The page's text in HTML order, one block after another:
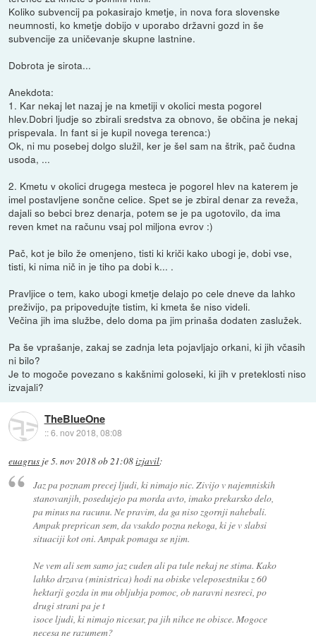
Koliko subvencij pa pokasirajo kmetje, in nova fora slovenske
neumnosti, ko kmetje dobijo v uporabo državni gozd in še
subvencije za uničevanje skupne lastnine.
Dobrota je sirota...
Anekdota:
1. Kar nekaj let nazaj je na kmetiji v okolici mesta pogorel
hlev.Dobri ljudje so zbirali sredstva za obnovo, še občina je nekaj
prispevala. In fant si je kupil novega terenca:)
Ok, ni mu posebej dolgo služil, ker je šel sam na štrik, pač čudna
usoda, ...
2. Kmetu v okolici drugega mesteca je pogorel hlev na katerem je
imel postavljene sončne celice. Spet se je zbiral denar za reveža,
dajali so bebci brez denarja, potem se je pa ugotovilo, da ima
reven kmet na računu vsaj pol miljona evrov :)
Pač, kot je bilo že omenjeno, tisti ki kriči kako ubogi je, dobi vse,
tisti, ki nima nič in je tiho pa dobi k... .
Pravljice o tem, kako ubogi kmetje delajo po cele dneve da lahko
preživijo, pa pripovedujte tistim, ki kmeta še niso videli.
Večina jih ima službe, delo doma pa jim prinaša dodaten zaslužek.
Pa še vprašanje, zakaj se zadnja leta pojavljajo orkani, ki jih včasih
ni bilo?
Je to mogoče povezano s kakšnimi goloseki, ki jih v preteklosti niso
izvajali?
TheBlueOne
::6. nov 2018, 08:08
euagrus je5. nov 2018 ob 21:08izjavil:
Jaz pa poznam precej ljudi, ki nimajo nic. Zivijo v najemniskih
stanovanjih, posedujejo pa morda avto, imako prekarsko delo,
pa minus na racunu. Ne pravim, da ga niso zgornji nahebali.
Ampak preprican sem, da vsakdo pozna nekoga, ki je v slabsi
situaciji kot oni. Ampak pomaga se njim.
Ne vem ali sem samo jaz cuden ali pa tule nekaj ne stima. Kako
lahko drzava (ministrica) hodi na obiske veleposestniku z 60
hektarji gozda in mu obljubja pomoc, ob naravni nesreci, po
drugi strani pa je t
isoce ljudi, ki nimajo nicesar, pa jih nihce ne obisce. Mogoce
necesa ne razumem?